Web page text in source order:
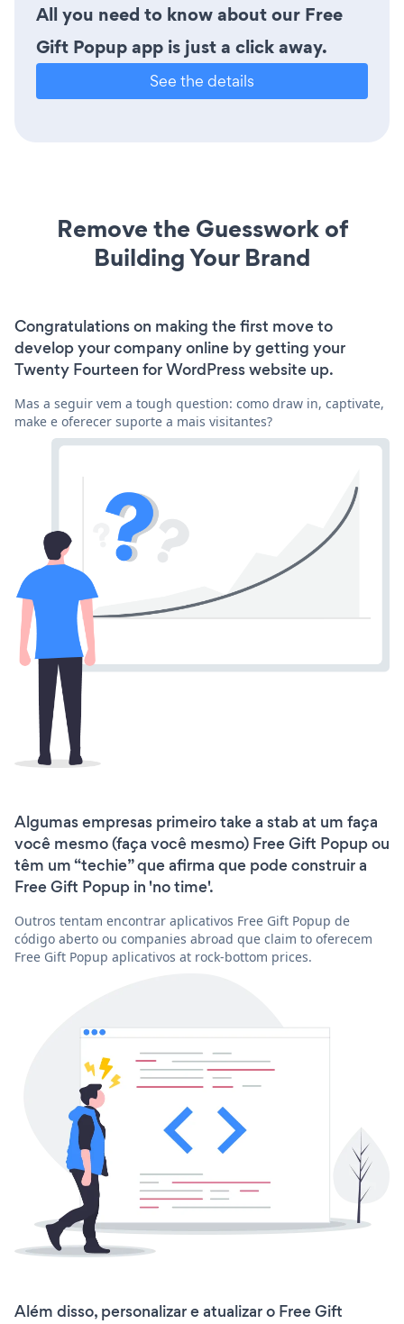
All you need to know about our Free
Gift Popup app is just a click away.
See the details
Remove the Guesswork of
Building Your Brand
Congratulations on making the first move to
develop your company online by getting your
Twenty Fourteen for WordPress website up.
Mas a seguir vem a tough question: como draw in, captivate,
make e oferecer suporte a mais visitantes?
Algumas empresas primeiro take a stab at um faça
você mesmo (faça você mesmo) Free Gift Popup ou
têm um “techie” que afirma que pode construir a
Free Gift Popup in 'no time'.
Outros tentam encontrar aplicativos Free Gift Popup de
código aberto ou companies abroad que claim to oferecem
Free Gift Popup aplicativos at rock-bottom prices.
Além disso, personalizar e atualizar o Free Gift